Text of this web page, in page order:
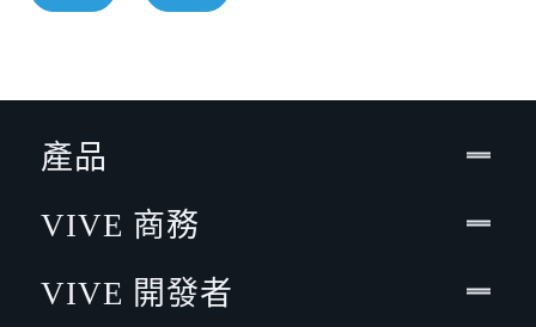
產品
VIVE 商務
VIVE 開發者